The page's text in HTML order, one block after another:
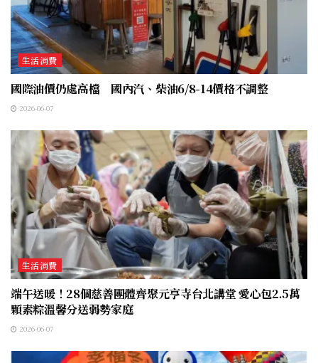
生活消費
國際油價仍處高檔 國內汽、柴油6/8-14價格不調整
2026-06-07
生活消費
端午送暖！28個慈善團體齊聚元亨寺台北講堂 愛心包2.5萬
顆素粽溫馨分送弱勢家庭
2026-06-07